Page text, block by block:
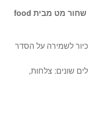
מייבש כלי דו שלבי חזק במיוחד בגוון שחור מט מבית food
לשמירה על הסדר
שונים: צלחות,